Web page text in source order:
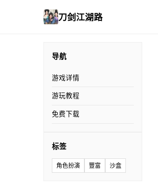
刀剑江湖路
导航
游戏详情
游玩教程
免费下载
标签
角色扮演 豐富 沙盒